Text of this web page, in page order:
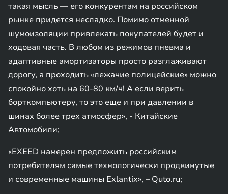
такая мысль — его конкурентам на российском
рынке придется несладко. Помимо отменной
шумоизоляции привлекать покупателей будет и
ходовая часть. В любом из режимов пневма и
адаптивные амортизаторы просто разглаживают
дорогу, а проходить «лежачие полицейские» можно
спокойно хоть на 60-80 км/ч! А если верить
борткомпьютеру, то это еще и при давлении в
шинах более трех атмосфер», - Китайские
Автомобили;
«EXEED намерен предложить российским
потребителям самые технологически продвинутые
и современные машины Exlantix», – Quto.ru;